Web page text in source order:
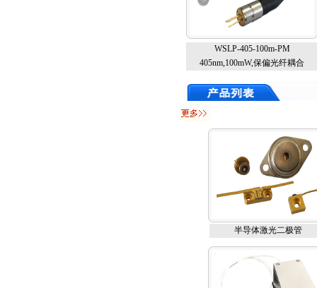
WSLP-405-100m-PM
405nm,100mW,保偏光纤耦合
半导体激光二极管